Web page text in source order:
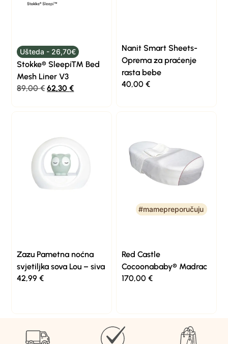
Ušteda - 26,70€
Stokke® Sleepi™ Bed
Mesh Liner V3
89,00€ 62,30€
Nanit Smart Sheets-
Oprema za praćenje
rasta bebe
40,00 €
Zazu Pametna noćna
svjetiljka sova Lou – siva
42,99€
#mamepreporučuju
#mamepreporučuju
Red Castle
Cocoonababy® Madrac
170,00 €